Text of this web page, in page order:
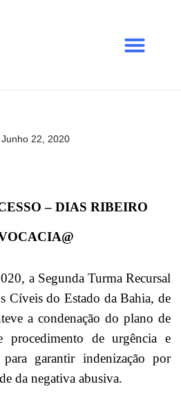
Junho 22, 2020
– DIAS RIBEIRO
a Segunda Turma Recursal
Cíveis do Estado da Bahia, de
a condenação do plano de
procedimento de urgência e
garantir indenização por
da negativa abusiva.